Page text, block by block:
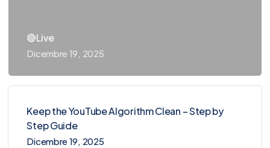
🔴Live
Dicembre 19, 2025
Keep the YouTube Algorithm Clean – Step by
Step Guide
Dicembre 19, 2025